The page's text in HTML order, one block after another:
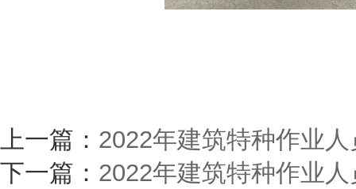
上一篇： 2022年建筑特种作业
下一篇： 2022年建筑特种作业